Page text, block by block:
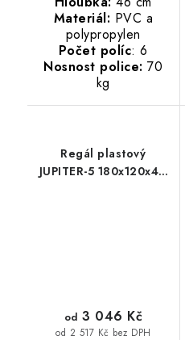
Materiál: PVC a
polypropylen
Počet políc: 6
Nosnost police:70
kg
Regál plastový
JUPITER-5 180x120x46
od 2 517 Kč bez DPH
od 3 046 Kč